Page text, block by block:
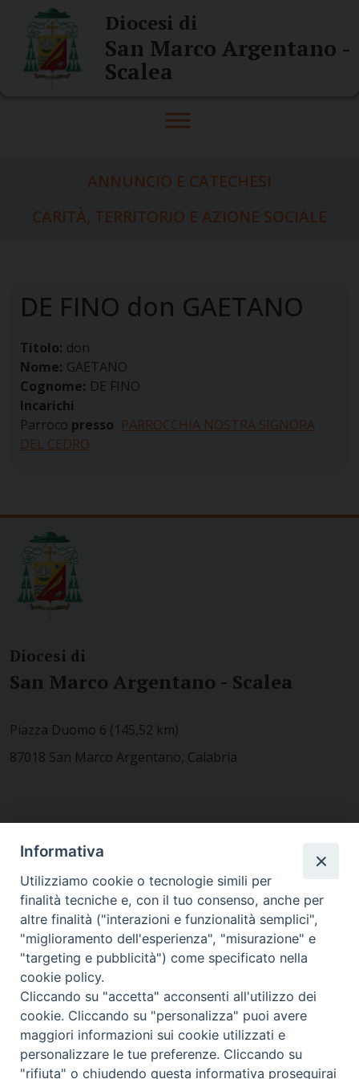
content
Diocesi di
San Marco Argentano -
Scalea
ANNUNCIO E CATECHESI
CARITÀ, TERRITORIO E AZIONE SOCIALE
DE FINO don GAETANO
Titolo: don
Nome: GAETANO
Cognome: DE FINO
Incarichi
Parroco presso PARROCCHIA NOSTRA SIGNORA
DEL CEDRO
Diocesi di
San Marco Argentano - Scalea
Piazza Duomo 6 (145,52 km)
87018 San Marco Argentano, Calabria
MODULISTICA
WEBMAIL
RENDICONTO 8X1000
Informativa
Utilizziamo cookie o tecnologie simili per
finalità tecniche e, con il tuo consenso, anche per
altre finalità ("interazioni e funzionalità semplici",
"miglioramento dell'esperienza", "misurazione" e
"targeting e pubblicità") come specificato nella
cookie policy.
Cliccando su "accetta" acconsenti all'utilizzo dei
cookie. Cliccando su "personalizza" puoi avere
maggiori informazioni sui cookie utilizzati e
personalizzare le tue preferenze. Cliccando su
"rifiuta" o chiudendo questa informativa proseguirai